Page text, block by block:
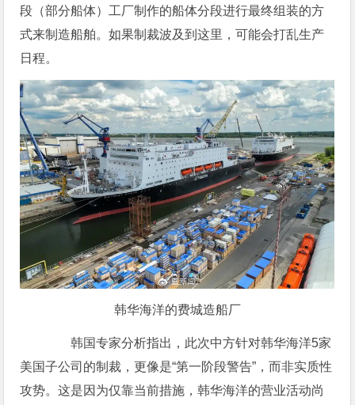
段（部分船体）工厂制作的船体分段进行最终组装的方
式来制造船舶。如果制裁波及到这里，可能会打乱生产
日程。
韩华海洋的费城造船厂
韩国专家分析指出，此次中方针对韩华海洋5家
美国子公司的制裁，更像是“第一阶段警告”，而非实质性
攻势。这是因为仅靠当前措施，韩华海洋的营业活动尚